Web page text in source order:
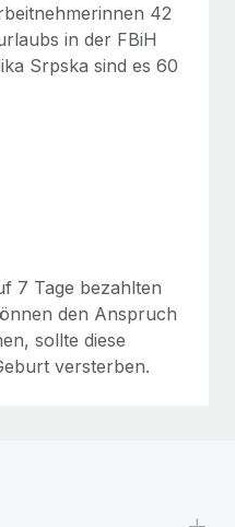
42
in der FBiH
Srpska sind es 60
7 Tage bezahlten
den Anspruch
sollte diese
versterben.